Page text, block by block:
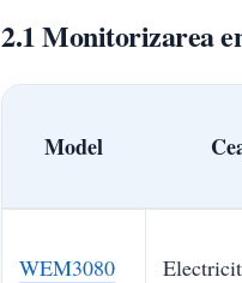
2.1 Monitorizarea
Model
WEM3080